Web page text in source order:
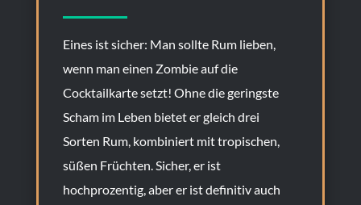
Eines ist sicher: Man sollte Rum lieben,
wenn man einen Zombie auf die
Cocktailkarte setzt! Ohne die geringste
Scham im Leben bietet er gleich drei
Sorten Rum, kombiniert mit tropischen,
süßen Früchten. Sicher, er ist
hochprozentig, aber er ist definitiv auch